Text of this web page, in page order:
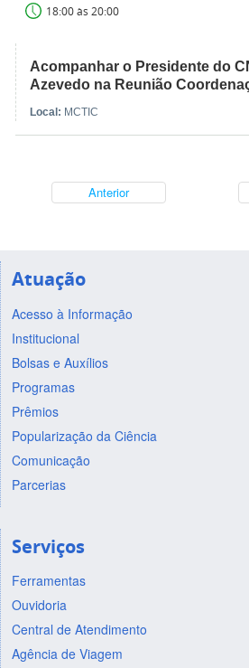
18:00 às 20:00
Acompanhar o Presidente do
Azevedo na Reunião
Local: MCTIC
Anterior
Atuação
Acesso à Informação
Institucional
Bolsas e Auxílios
Programas
Prêmios
Popularização da Ciência
Comunicação
Parcerias
Serviços
Ferramentas
Ouvidoria
Central de Atendimento
Agência de Viagem